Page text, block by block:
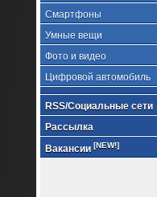
Смартфоны
Умные вещи
Фото и видео
Цифровой автомобиль
RSS/Социальные сети
Рассылка
Вакансии [NEW!]